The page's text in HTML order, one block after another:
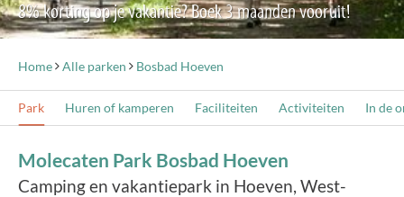
8% korting op je vakantie? Boek 3 maanden vooruit!
Home Alle parken Bosbad Hoeven
Park Huren of kamperen Faciliteiten Activiteiten In de
Molecaten Park Bosbad Hoeven
Camping en vakantiepark in Hoeven, West-